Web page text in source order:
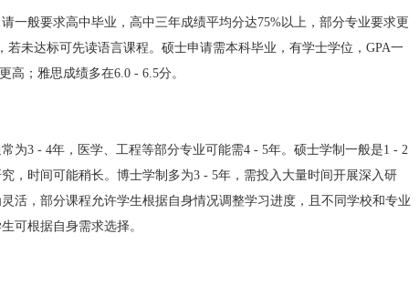
一般要求高中毕业，高中三年成绩平均分达75%以上，部分专业要求更
若未达标可先读语言课程。硕士申请需本科毕业，有学士学位，GPA一
高；雅思成绩多在6.0 - 6.5分。
为3 - 4年，医学、工程等部分专业可能需4 - 5年。硕士学制一般是1 - 2
，时间可能稍长。博士学制多为3 - 5年，需投入大量时间开展深入研
活，部分课程允许学生根据自身情况调整学习进度，且不同学校和专业
可根据自身需求选择。